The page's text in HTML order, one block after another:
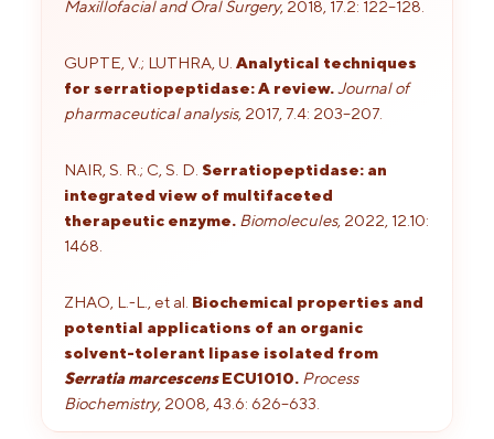
Maxillofacial and Oral Surgery, 2018, 17.2: 122–128.
GUPTE, V.; LUTHRA, U. Analytical techniques
for serratiopeptidase: A review.Journal of
pharmaceutical analysis, 2017, 7.4: 203–207.
NAIR, S. R.; C, S. D. Serratiopeptidase: an
integrated view of multifaceted
therapeutic enzyme. Biomolecules, 2022, 12.10:
1468.
ZHAO, L.-L., et al. Biochemical properties and
potential applications of an organic
solvent-tolerant lipase isolated from
Serratia marcescensECU1010. Process
Biochemistry, 2008, 43.6: 626–633.